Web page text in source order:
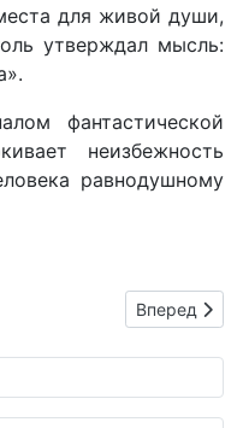
для живой души,
утверждал мысль:
фантастической
неизбежность
равнодушному
«Ревизор» немой
Следующий:
Вперед